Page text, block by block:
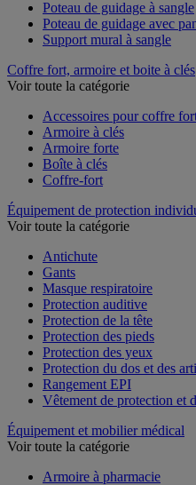
Poteau de guidage à corde
Poteau de guidage à sangle
Poteau de guidage avec
Coffre fort, armoire et boite à clés
Accessoires pour coffre
Armoire à clés
Armoire forte
Boîte à clés
Équipement de protection
Antichute
Gants
Masque respiratoire
Protection auditive
Protection de la tête
Protection des pieds
Protection des yeux
Protection du dos et des
Rangement EPI
Équipement et mobilier médical